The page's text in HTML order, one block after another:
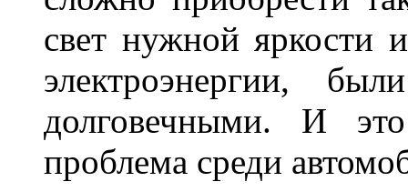
свет нужной яркости
электроэнергии,
долговечными. И
проблема среди